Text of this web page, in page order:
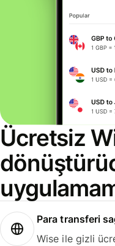
Ücretsiz
Para transferi
Wise ile gizli